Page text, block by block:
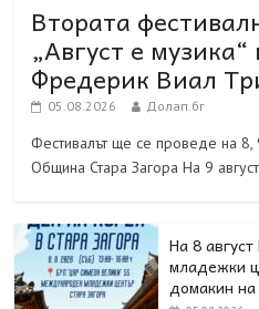
Втората
„Август е
Фредерик Виал
05.08.2026 Долап.бг
Фестивалът ще се проведе на 8,
Община Стара Загора На 9
На 8
младежки
домакин